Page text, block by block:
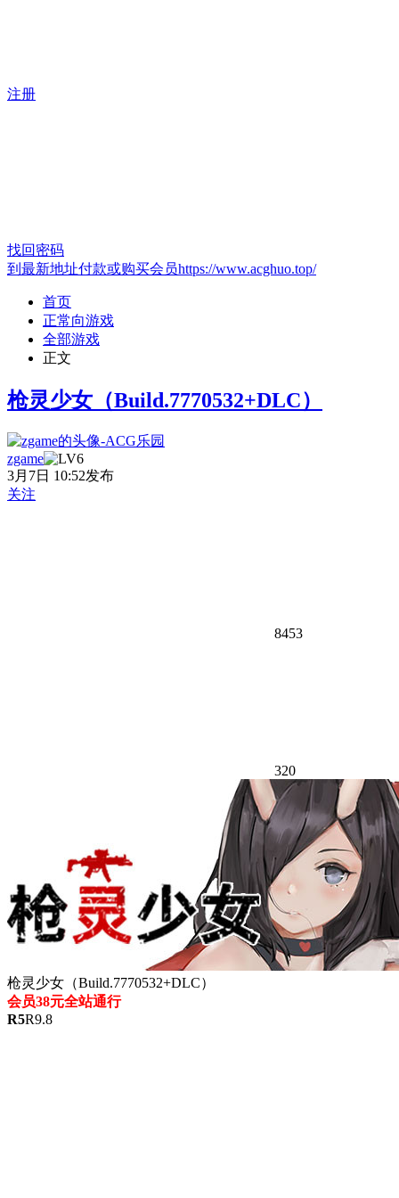
注册
找回密码
到最新地址付款或购买会员https://www.acghuo.top/
首页
正常向游戏
全部游戏
正文
枪灵少女（Build.7770532+DLC）
zgame
3月7日 10:52发布
关注
8453
320
枪灵少女（Build.7770532+DLC）
会员38元全站通行
R5R9.8